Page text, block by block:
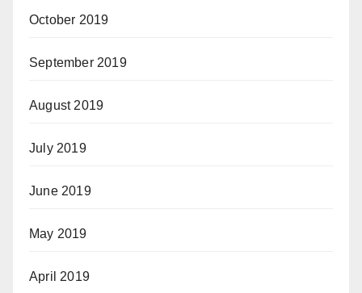
October 2019
September 2019
August 2019
July 2019
June 2019
May 2019
April 2019